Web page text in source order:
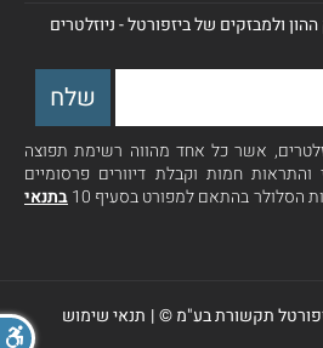
ולמבזקים של ביזפורטל - ניוזלטרים
אשר כל אחד מהווה רשימת תפוצה
והתראות חמות וקבלת דיוורים פרסומיים
הסלולר בהתאם למפורט בסעיף 10
בתנאי
תקשורת בע"מ ©| תנאי שימוש